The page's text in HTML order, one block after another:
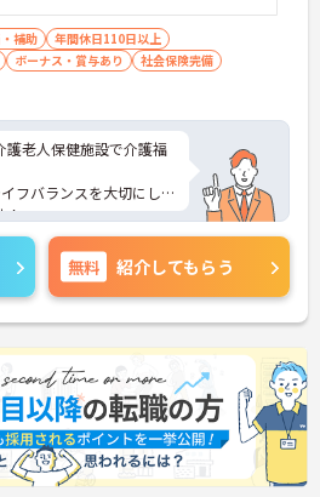
補助
年間休日110日以上
ボーナス・賞与あり
社会保険完備
護老人保健施設で介護福
フバランスを大切にし
！
車で通勤できるので雨の
イントお伝えしますの
ださい。
無料 紹介してもらう